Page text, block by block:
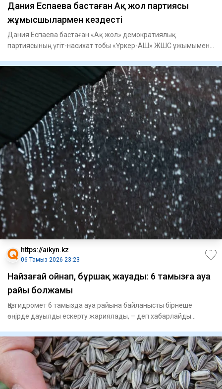
Дания Еспаева бастаған Ақ жол партиясы
жұмысшылармен кездесті
Дания Еспаева бастаған «Ақ жол» демократиялық
партиясының үгіт-насихат тобы «Үркер-АШ» ЖШС ұжымымен
https://aikyn.kz
06 Тамыз 2026 23:23
Найзағай ойнап, бұршақ жауады: 6 тамызға ауа
райы болжамы
Қазгидромет 6 тамызда ауа райына байланысты бірнеше
өңірде дауылды ескерту жариялады, – деп хабарлайды